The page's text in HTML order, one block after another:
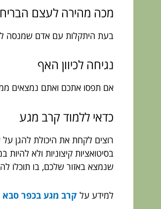
מכה מהירה לעצם הבריח
בעת היתקלות עם אדם שמנסה
נגיחה לכיוון האף
אם תפסו אתכם ואתם נמצאים
כדאי ללמוד קרב מגע
רוצים לקחת את היכולת להגן
בסיטואציות קיצוניות ולא
שנמצא באזור שלכם, בו תוכלו
למידע על קרב מגע בכפר סבא